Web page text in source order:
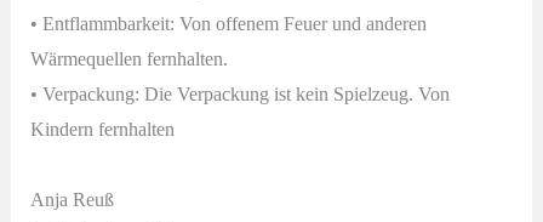
• Entflammbarkeit: Von offenem Feuer und anderen
Wärmequellen fernhalten.
• Verpackung: Die Verpackung ist kein Spielzeug. Von
Kindern fernhalten
Anja Reuß